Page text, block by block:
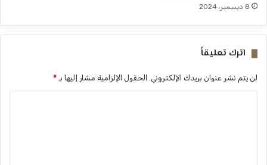
8 ديسمبر، 2024
اترك تعليقاً
لن يتم نشر عنوان بريدك الإلكتروني. الحقول الإلزامية مشار إليها بـ *